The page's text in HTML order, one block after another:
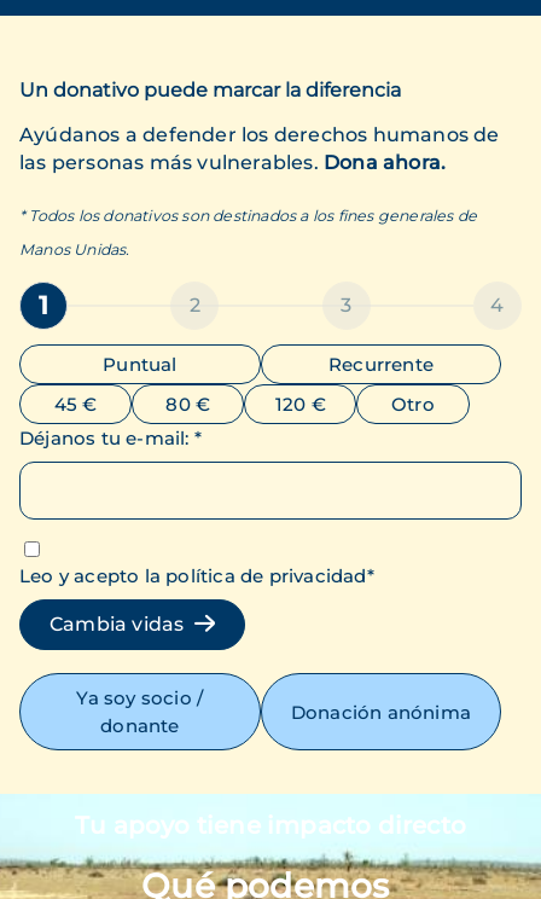
Un donativo puede marcar la diferencia
Ayúdanos a defender los derechos humanos de
las personas más vulnerables. Dona ahora.
* Todos los donativos son destinados a los fines generales de
Manos Unidas.
1 2 3 4
Puntual
Recurrente
45 €
80 € 120 €
Otro
Déjanos tu e-mail: *
Leo y acepto la política de privacidad*
Cambia vidas
Ya soy socio /
donante
Donación anónima
Tu apoyo tiene impacto directo
Qué podemos